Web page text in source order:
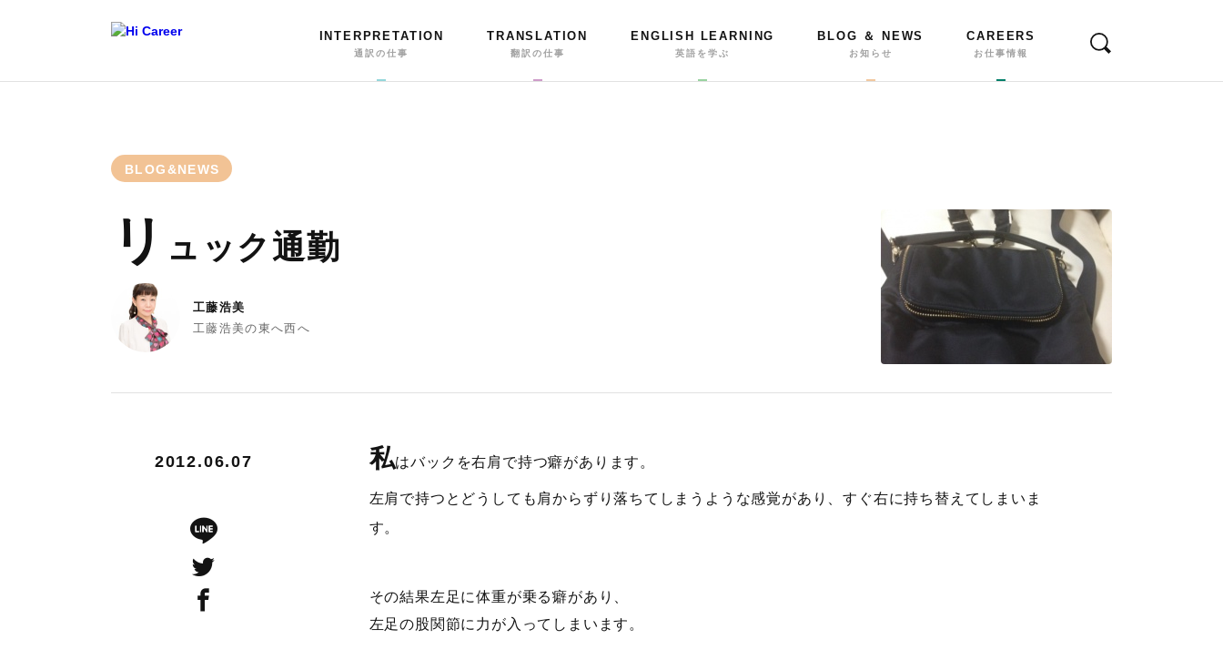
INTERPRETATION
通訳の仕事
TRANSLATION
翻訳の仕事
ENGLISH LEARNING
英語を学ぶ
BLOG ＆ NEWS
お知らせ
CAREERS
お仕事情報
BLOG&NEWS
リ ュック通勤
工藤浩美
工藤浩美の東へ西へ
2012.06.07 私はバックを右肩で持つ癖があります。
左肩で持つとどうしても肩からずり落ちてしまうような感覚があり、すぐ右に持ち替えてしまいま
す。
その結果左足に体重が乗る癖があり、
左足の股関節に力が入ってしまいます。